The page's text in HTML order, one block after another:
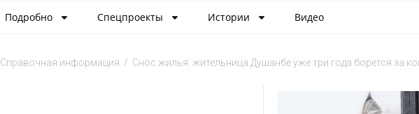
Подробно Спецпроекты Истории Видео
Cправочная информация / Снос жилья: жительница Душанбе уже три года борется за